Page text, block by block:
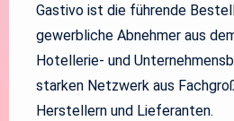
Gastivo ist die führende
gewerbliche Abnehmer aus
Hotellerie- und
starken Netzwerk aus
Herstellern und Lieferanten.